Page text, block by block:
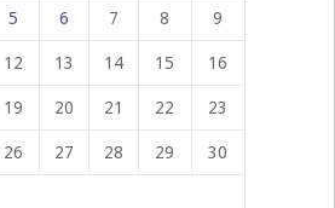
5 6 7 8 9
12 13 14 15 16
19 20 21 22 23
26 27 28 29 30